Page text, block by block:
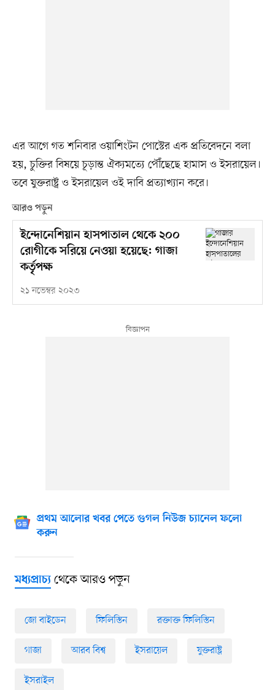
এর আগে গত শনিবার ওয়াশিংটন পোস্টের এক প্রতিবেদনে বলা
হয়, চুক্তির বিষয়ে চূড়ান্ত ঐক্যমত্যে পৌঁছেছে হামাস ও ইসরায়েল।
তবে যুক্তরাষ্ট্র ও ইসরায়েল ওই দাবি প্রত্যাখ্যান করে।
আরও পড়ুন
ইন্দোনেশিয়ান হাসপাতাল থেকে ২০০
রোগীকে সরিয়ে নেওয়া হয়েছে: গাজা
কর্তৃপক্ষ
২১ নভেম্বর ২০২৩
প্রথম আলোর খবর পেতে গুগল নিউজ চ্যানেল ফলো
করুন
মধ্যপ্রাচ্যথেকে আরও পড়ুন
জো বাইডেন ফিলিস্তিন রক্তাক্ত ফিলিস্তিন
গাজা আরব বিশ্ব ইসরায়েল যুক্তরাষ্ট্র
ইসরাইল